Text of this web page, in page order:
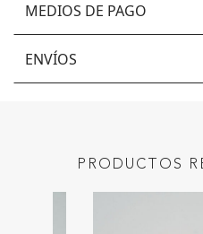
MEDIOS DE PAGO
ENVÍOS
PRODUCTOS